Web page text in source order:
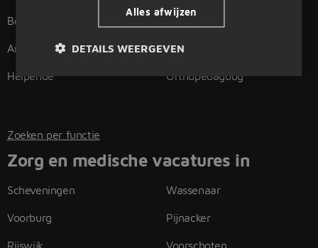
Begeleider
Arts
Helpende
Recruiter
Doktersassistente
Orthopedagoog
Zoeken per functie
Zorg en medische vacatures in
Scheveningen
Voorburg
Rijswijk
Wassenaar
Pijnacker
Voorschoten
Alles afwijzen
DETAILS WEERGEVEN